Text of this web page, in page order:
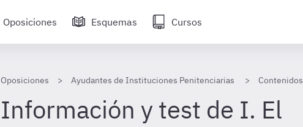
Oposiciones Esquemas Cursos
Oposiciones Ayudantes de Instituciones Penitenciarias Contenidos
Información y test de I. El